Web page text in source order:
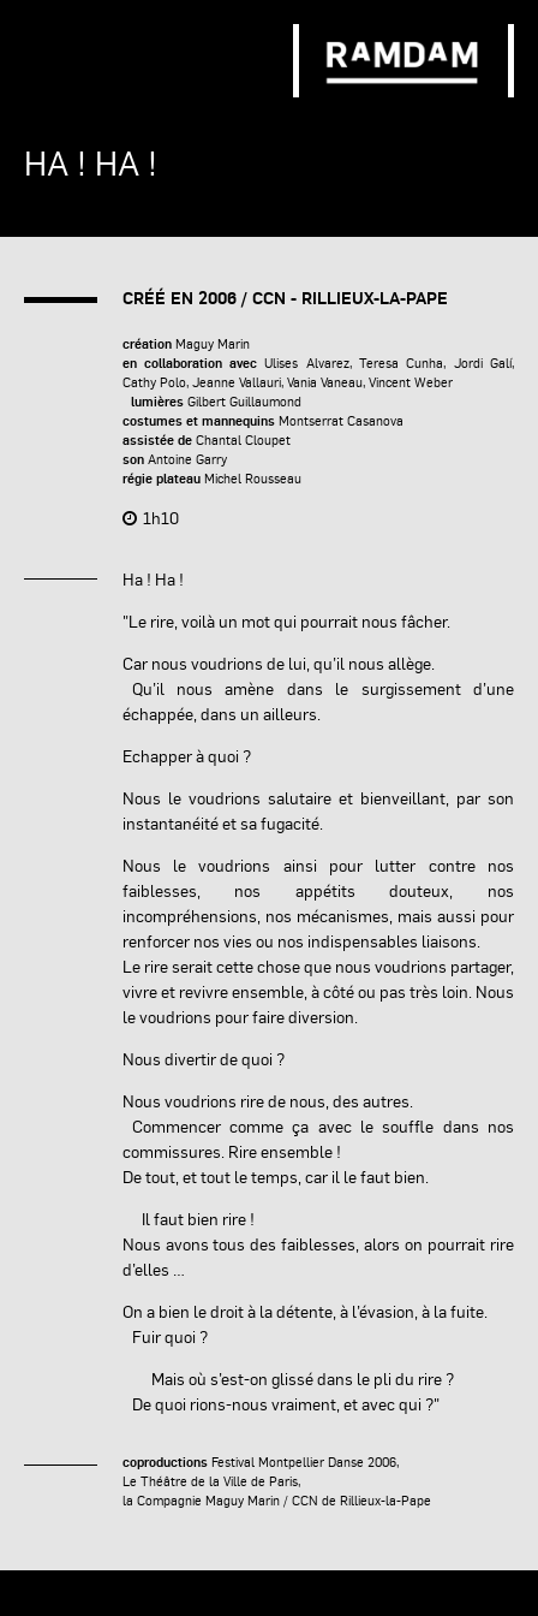
HA ! HA !
CRÉÉ EN 2006 / CCN - RILLIEUX-LA-PAPE
créationMaguy Marin
en collaboration avec Ulises Alvarez, Teresa Cunha, Jordi Galí,
Cathy Polo, Jeanne Vallauri, Vania Vaneau, Vincent Weber
lumièresGilbert Guillaumond
costumes et mannequinsMontserrat Casanova
assistée deChantal Cloupet
sonAntoine Garry
régie plateauMichel Rousseau
1h10
Ha ! Ha !
"Le rire, voilà un mot qui pourrait nous fâcher.
Car nous voudrions de lui, qu’il nous allège.
Qu’il nous amène dans le surgissement d’une
échappée, dans un ailleurs.
Echapper à quoi ?
Nous le voudrions salutaire et bienveillant, par son
instantanéité et sa fugacité.
Nous le voudrions ainsi pour lutter contre nos
faiblesses, nos appétits douteux, nos
incompréhensions, nos mécanismes, mais aussi pour
renforcer nos vies ou nos indispensables liaisons.
Le rire serait cette chose que nous voudrions partager,
vivre et revivre ensemble, à côté ou pas très loin. Nous
le voudrions pour faire diversion.
Nous divertir de quoi ?
Nous voudrions rire de nous, des autres.
Commencer comme ça avec le souffle dans nos
commissures. Rire ensemble !
De tout, et tout le temps, car il le faut bien.
Il faut bien rire !
Nous avons tous des faiblesses, alors on pourrait rire
d’elles …
On a bien le droit à la détente, à l’évasion, à la fuite.
Fuir quoi ?
Mais où s’est-on glissé dans le pli du rire ?
De quoi rions-nous vraiment, et avec qui ?"
coproductionsFestival Montpellier Danse 2006,
Le Théâtre de la Ville de Paris,
la Compagnie Maguy Marin / CCN de Rillieux-la-Pape